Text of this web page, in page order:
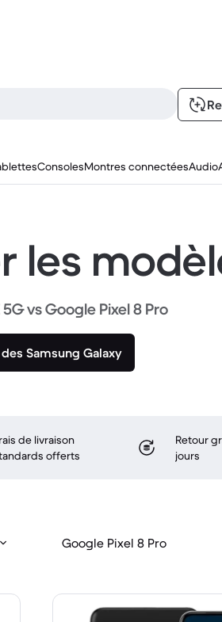
ConsolesMontres connectéesAudio
les
5G vs Google Pixel 8 Pro
Samsung Galaxy
de livraison
offerts
Retour
jours
Google Pixel 8 Pro